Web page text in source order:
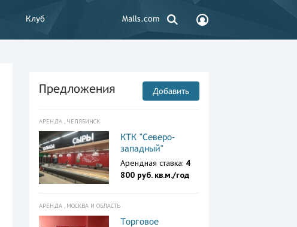
Клуб Malls.com
Предложения Добавить
АРЕНДА , ЧЕЛЯБИНСК
КТК "Северо-
западный"
Арендная ставка: 4
800 руб. кв.м./год
АРЕНДА , МОСКВА И ОБЛАСТЬ
Торговое